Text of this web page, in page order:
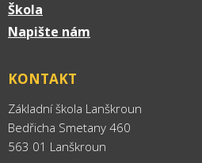
Škola
Napište nám
KONTAKT
Základní škola Lanškroun
Bedřicha Smetany 460
563 01 Lanškroun